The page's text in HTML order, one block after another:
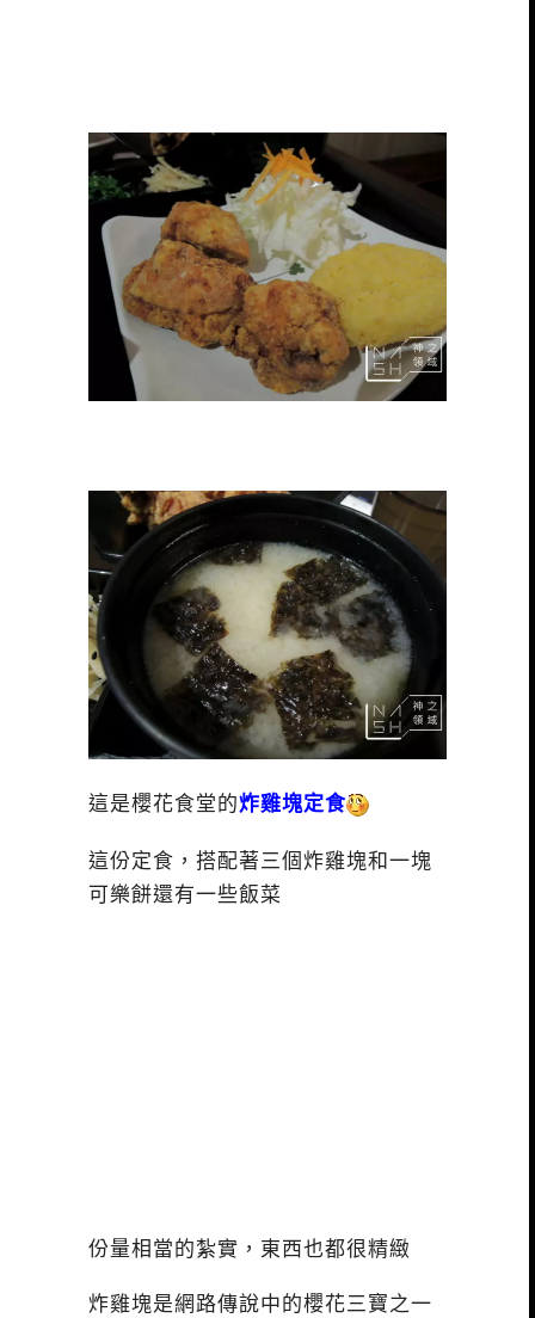
這是櫻花食堂的炸雞塊定食
這份定食，搭配著三個炸雞塊和一塊
可樂餅還有一些飯菜
份量相當的紮實，東西也都很精緻
炸雞塊是網路傳說中的櫻花三寶之一